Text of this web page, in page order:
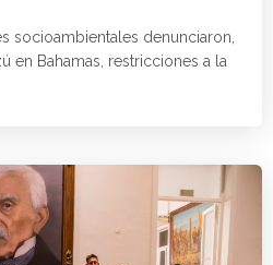
socioambientales denunciaron,
en Bahamas, restricciones a la